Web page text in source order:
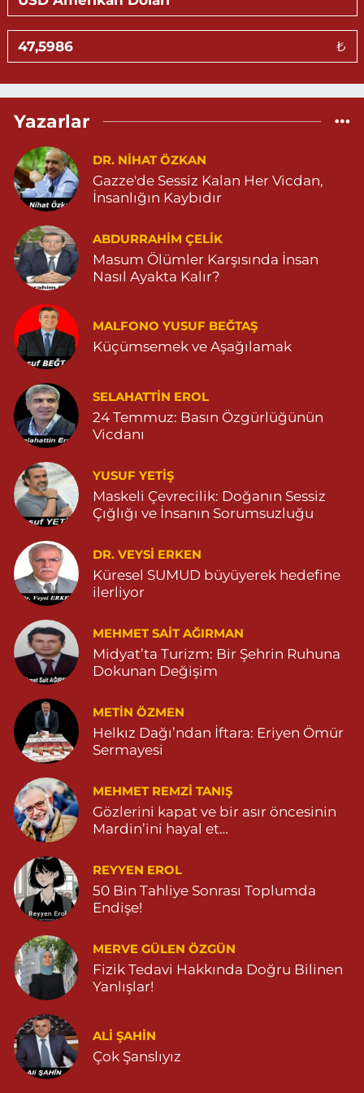
Gündüz Eczanesi
BAHÇEBAŞI MAHALLESİ SELAHADDİN EYYÜBİ CADDE NO:39 B
04823812323
Aksoy Eczanesi
KAPLAN MAH. MARDİN CAD. NO:21 A 04825030197
0 (482) 503 01 97 Yol Tarifi Al
GÜNDOĞAN MAHALLESİ STAD CADDESİ NO:36 A 05380544155
0 (538) 054 41 55 Yol Tarifi Al
Huzur Eczanesi
GÜL MAHALLESİ VATAN CADDE NO:4A 04825912517
0 (482) 591 25 17 Yol Tarifi Al
Dara Eczanesi
NUR MAHALLESİ VALİ OZAN CADDESİ DIŞ KAPI NO:122G
DEVLET HASTANESİ KARŞISI (DİYARBAKIR YOLU CEPHESİ)
04822125304
0 (482) 212 53 04 Yol Tarifi Al
Özdemir Eczanesi
YENİ MAHALLE 3086 SOKAK NO:4 3 04825413121
0 (482) 541 31 21 Yol Tarifi Al
₺
Yazarlar
DR. NIHAT ÖZKAN
Gazze'de Sessiz Kalan Her Vicdan,
İnsanlığın Kaybıdır
ABDURRAHIM ÇELİK
Masum Ölümler Karşısında İnsan
Nasıl Ayakta Kalır?
MALFONO YUSUF BEĞTAŞ
Küçümsemek ve Aşağılamak
SELAHATTIN EROL
24 Temmuz: Basın Özgürlüğünün
Vicdanı
YUSUF YETİŞ
Maskeli Çevrecilik: Doğanın Sessiz
Çığlığı ve İnsanın Sorumsuzluğu
DR. VEYSI ERKEN
Küresel SUMUD büyüyerek hedefine
ilerliyor
MEHMET SAIT AĞIRMAN
Midyat’ta Turizm: Bir Şehrin Ruhuna
Dokunan Değişim
METIN ÖZMEN
Helkız Dağı’ndan İftara: Eriyen Ömür
Sermayesi
MEHMET REMZI TANIŞ
Gözlerini kapat ve bir asır öncesinin
Mardin’ini hayal et…
REYYEN EROL
50 Bin Tahliye Sonrası Toplumda
Endişe!
MERVE GÜLEN ÖZGÜN
Fizik Tedavi Hakkında Doğru Bilinen
Yanlışlar!
ALI ŞAHİN
Çok Şanslıyız